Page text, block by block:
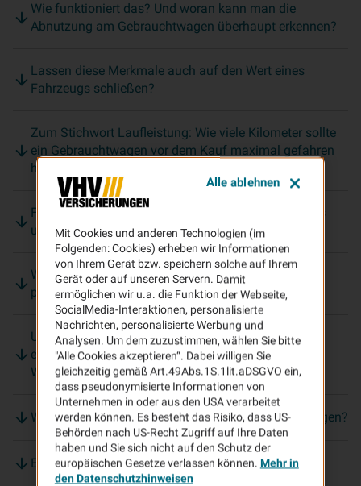
Wie funktioniert das? Und woran kann man die
Abnutzung am Gebrauchtwagen überhaupt erkennen?
Lassen diese Merkmale auch auf den Wert eines
Fahrzeugs schließen?
Zum Stichwort Laufleistung: Wie viele Kilometer sollte
ein Gebrauchtwagen vor dem Kauf maximal gefahren
haben?
Für wen lohnt sich der Kauf eines Gebrauchtwagens
unter 1.000 Euro?
Was ist Ihre Empfehlung: Besser beim Händler oder
privat kaufen?
Und wenn ich mich doch für einen Privatkauf
entscheide: Welche Tipps geben Sie mir mit auf den
Weg zur Fahrzeugbesichtigung?
Welche Macken werden besonders gerne verschwiegen?
Ein letzter Tipp zum Gebrauchtwagenkauf?
Mit Cookies und anderen Technologien (im
Folgenden: Cookies) erheben wir Informationen
von Ihrem Gerät bzw. speichern solche auf Ihrem
Gerät oder auf unseren Servern. Damit
ermöglichen wir u.a. die Funktion der Webseite,
SocialMedia-Interaktionen, personalisierte
Nachrichten, personalisierte Werbung und
Analysen. Um dem zuzustimmen, wählen Sie bitte
"Alle Cookies akzeptieren“. Dabei willigen Sie
gleichzeitig gemäß Art.49Abs.1S.1lit.aDSGVO ein,
dass pseudonymisierte Informationen von
Unternehmen in oder aus den USA verarbeitet
werden können. Es besteht das Risiko, dass US-
Behörden nach US-Recht Zugriff auf Ihre Daten
haben und Sie sich nicht auf den Schutz der
europäischen Gesetze verlassen können. Mehr in
den Datenschutzhinweisen
Alle ablehnen